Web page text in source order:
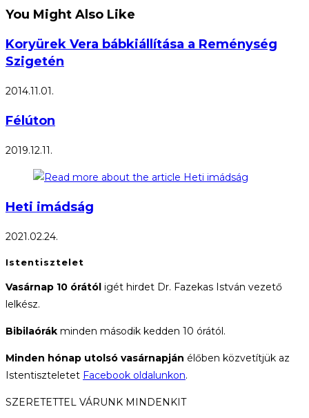
You Might Also Like
Koryürek Vera bábkiállítása a Reménység
Szigetén
2014.11.01.
Félúton
2019.12.11.
Heti imádság
2021.02.24.
Istentisztelet
Vasárnap 10 órától igét hirdet Dr. Fazekas István vezető
lelkész.
Bibilaórák minden második kedden 10 órától.
Minden hónap utolsó vasárnapján élőben közvetítjük az
Istentiszteletet Facebook oldalunkon.
SZERETETTEL VÁRUNK MINDENKIT